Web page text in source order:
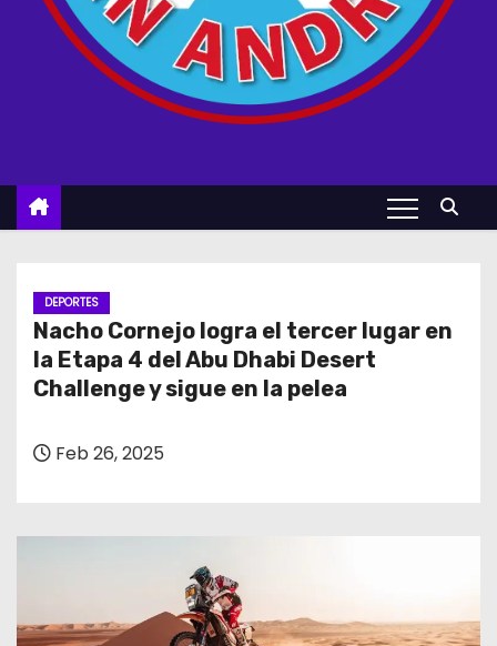
DEPORTES
Nacho Cornejo logra el tercer lugar en
la Etapa 4 del Abu Dhabi Desert
Challenge y sigue en la pelea
Feb 26, 2025